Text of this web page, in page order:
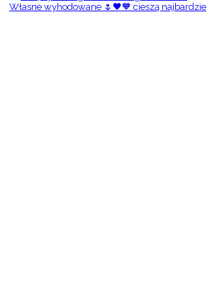
Własne wyhodowane 🌷🖤🧡 cieszą najbardzie